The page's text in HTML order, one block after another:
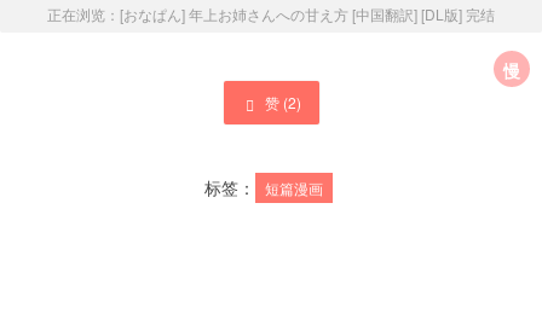
正在浏览： [おなぱん] 年上お姉さんへの甘え方 [中国翻訳] [DL版] 完结
赞 (2)
标签： 短篇漫画
慢